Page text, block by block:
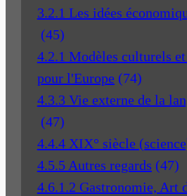
3.2.1 Les idées
(45)
4.2.1 Modèles culturels
pour l'Europe (74)
4.3.3 Vie externe de la
(47)
4.4.4 XIX° siècle
4.5.5 Autres regards (47)
4.6.1.2 Gastronomie, Art